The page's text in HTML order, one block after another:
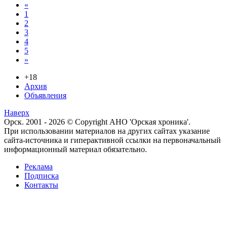
«
1
2
3
4
5
»
+18
Архив
Объявления
Наверх
Орск. 2001 - 2026 © Copyright АНО 'Орская хроника'.
При использовании материалов на других сайтах указание
сайта-источника и гиперактивной ссылки на первоначальный
информационный материал обязательно.
Реклама
Подписка
Контакты